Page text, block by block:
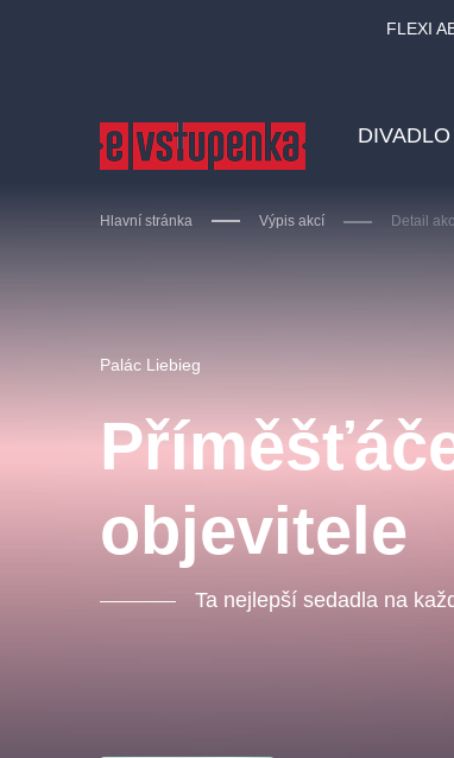
FLEXI
DIVADLO
Hlavní stránka Výpis akcí Detail
Palác Liebieg
objevitele
Ta nejlepší sedadla na
divadlo